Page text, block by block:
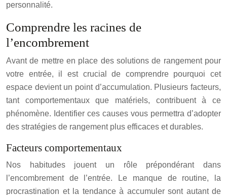
personnalité.
Comprendre les racines de
l’encombrement
Avant de mettre en place des solutions de rangement pour
votre entrée, il est crucial de comprendre pourquoi cet
espace devient un point d’accumulation. Plusieurs facteurs,
tant comportementaux que matériels, contribuent à ce
phénomène. Identifier ces causes vous permettra d’adopter
des stratégies de rangement plus efficaces et durables.
Facteurs comportementaux
Nos habitudes jouent un rôle prépondérant dans
l’encombrement de l’entrée. Le manque de routine, la
procrastination et la tendance à accumuler sont autant de